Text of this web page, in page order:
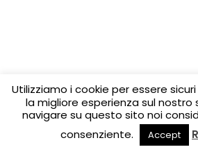
Utilizziamo i cookie per essere
la migliore esperienza sul nostro
navigare su questo sito noi
consenziente.
Accept